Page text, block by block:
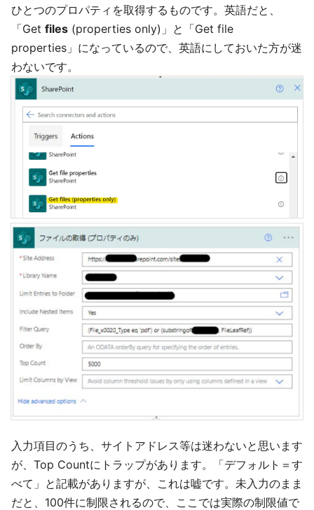
ひとつのプロパティを取得するものです。英語だと、
「Get files (properties only)」と「Get file
properties」になっているので、英語にしておいた方が迷
わないです。
入力項目のうち、サイトアドレス等は迷わないと思います
が、Top Countにトラップがあります。「デフォルト＝す
べて」と記載がありますが、これは嘘です。未入力のまま
だと、100件に制限されるので、ここでは実際の制限値で